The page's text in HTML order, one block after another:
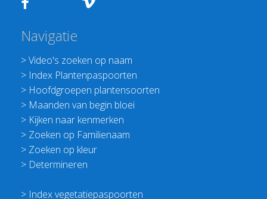
Navigatie
>Video's zoeken op naam
> Index Plantenpaspoorten
> Hoofdgroepen plantensoorten
> Maanden van begin bloei
> Kijken naar kenmerken
> Zoeken op Familienaam
> Zoeken op kleur
> Determineren
> Index vegetatiepaspoorten